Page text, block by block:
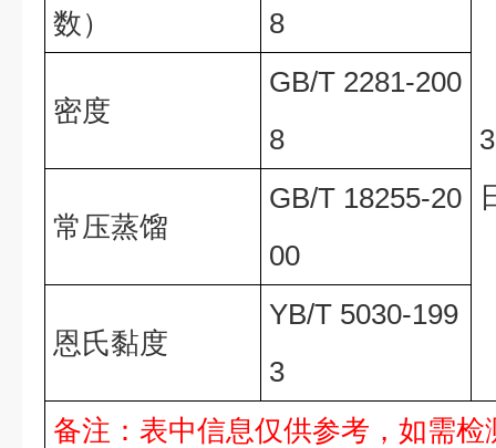
数） 8
密度
GB/T 2281-200
8
常压蒸馏
GB/T 18255-20
00
恩氏黏度
YB/T 5030-199
3
备注：表中信息仅供参考，如需